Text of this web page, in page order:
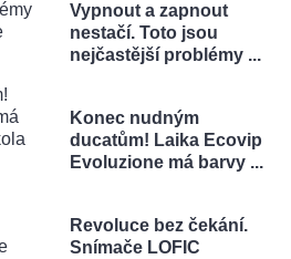
Vypnout a zapnout
nestačí. Toto jsou
nejčastější problémy ...
Konec nudným
ducatům! Laika Ecovip
Evoluzione má barvy ...
Revoluce bez čekání.
Snímače LOFIC